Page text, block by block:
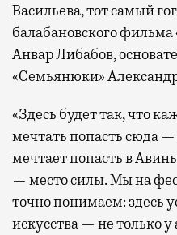
Васильева, тот самый
балабановского
Анвар Либабов,
«Семьянюки»
«Здесь будет так, что
мечтать попасть сюда
мечтает попасть в
— место силы. Мы на
точно понимаем: здесь
искусства — не только у